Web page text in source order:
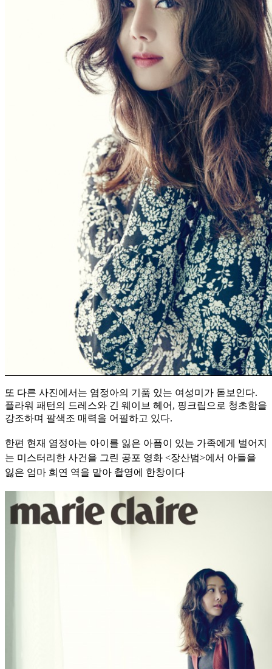
또 다른 사진에서는 염정아의 기품 있는 여성미가 돋보인다.
플라워 패턴의 드레스와 긴 웨이브 헤어, 핑크립으로 청초함을
강조하며 팔색조 매력을 어필하고 있다.
한편 현재 염정아는 아이를 잃은 아픔이 있는 가족에게 벌어지
는 미스터리한 사건을 그린 공포 영화 <장산범>에서 아들을
잃은 엄마 희연 역을 맡아 촬영에 한창이다